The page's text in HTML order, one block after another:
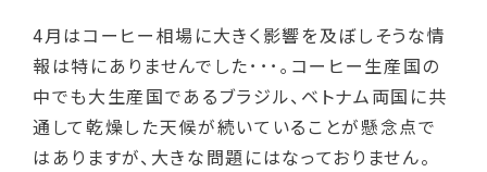
4月はコーヒー相場に大きく影響を及ぼしそうな情
報は特にありませんでした･･･｡コーヒー生産国の
中でも大生産国であるブラジル、ベトナム両国に共
通して乾燥した天候が続いていることが懸念点で
はありますが、大きな問題にはなっておりません。